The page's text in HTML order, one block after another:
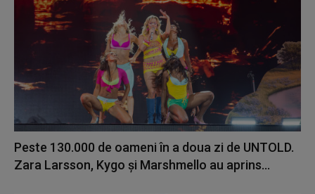
Peste 130.000 de oameni în a doua zi de UNTOLD.
Zara Larsson, Kygo și Marshmello au aprins...